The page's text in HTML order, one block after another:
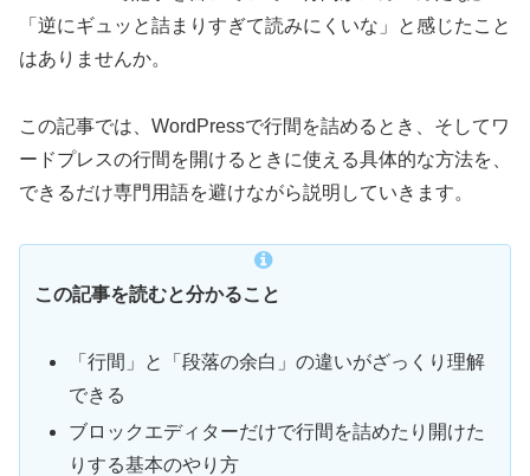
「逆にギュッと詰まりすぎて読みにくいな」と感じたこと
はありませんか。
この記事では、WordPressで行間を詰めるとき、そしてワ
ードプレスの行間を開けるときに使える具体的な方法を、
できるだけ専門用語を避けながら説明していきます。
この記事を読むと分かること
「行間」と「段落の余白」の違いがざっくり理解
できる
ブロックエディターだけで行間を詰めたり開けた
りする基本のやり方